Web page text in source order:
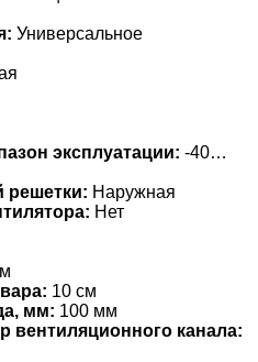
Универсальное
эксплуатации: -40…
решетки: Наружная
Нет
10 см
мм: 100 мм
вентиляционного канала: